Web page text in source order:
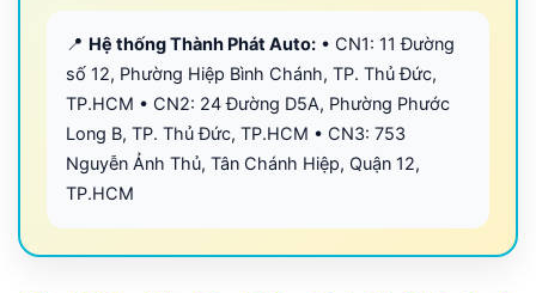
📍 Hệ thống Thành Phát Auto: • CN1: 11 Đường
số 12, Phường Hiệp Bình Chánh, TP. Thủ Đức,
TP.HCM • CN2: 24 Đường D5A, Phường Phước
Long B, TP. Thủ Đức, TP.HCM • CN3: 753
Nguyễn Ảnh Thủ, Tân Chánh Hiệp, Quận 12,
TP.HCM